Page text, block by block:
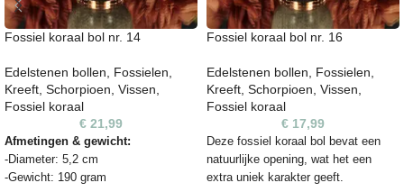
Fossiel koraal bol nr. 14
Edelstenen bollen Fossielen
Kreeft Schorpioen Vissen
Fossiel koraal
€ 21,99
Afmetingen & gewicht:
-Diameter: 5,2 cm
-Gewicht: 190 gram
Fossiel koraal bol nr. 16
Edelstenen bollen Fossielen
Kreeft Schorpioen Vissen
Fossiel koraal
€ 17,99
Deze fossiel koraal bol bevat een
natuurlijke opening, wat het een
extra uniek karakter geeft.